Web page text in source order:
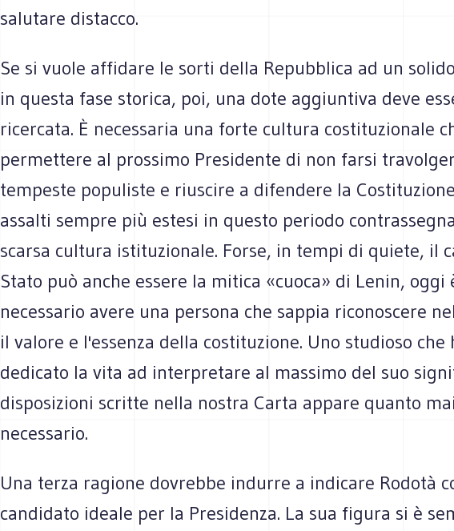
salutare distacco.
Se si vuole affidare le sorti della Repubblica ad un
in questa fase storica, poi, una dote aggiuntiva deve
ricercata. È necessaria una forte cultura costituzionale
permettere al prossimo Presidente di non farsi
tempeste populiste e riuscire a difendere la
assalti sempre più estesi in questo periodo
scarsa cultura istituzionale. Forse, in tempi di quiete, il
Stato può anche essere la mitica «cuoca» di Lenin, oggi
necessario avere una persona che sappia riconoscere
il valore e l'essenza della costituzione. Uno studioso che
dedicato la vita ad interpretare al massimo del suo
disposizioni scritte nella nostra Carta appare quanto mai
necessario.
Una terza ragione dovrebbe indurre a indicare Rodotà
candidato ideale per la Presidenza. La sua figura si è